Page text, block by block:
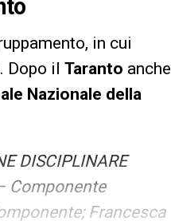
in cui
Dopo il Taranto anche
Nazionale della
DISCIPLINARE
Componente
Francesca